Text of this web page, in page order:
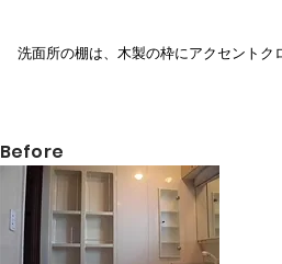
洗面所の棚は、木製の枠にアクセントク
​Before